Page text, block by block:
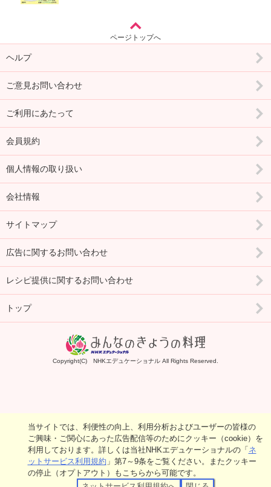
ページトップへ
ヘルプ
ご意見お問い合わせ
ご利用にあたって
会員規約
個人情報の取り扱い
会社情報
サイトマップ
広告に関するお問い合わせ
レシピ提供に関するお問い合わせ
トップ
Copyright(C) NHKエデュケーショナル All Rights Reserved.
当サイトでは、利便性の向上、利用分析およびユーザーの皆様の
ご興味・ご関心にあった広告配信等のためにクッキー（cookie）を
利用しております。詳しくは当社NHKエデュケーショナルの「ネ
ットサービス利用規約 」第7～9条をご覧ください。またクッキー
の停止（オプトアウト）もこちらから可能です。